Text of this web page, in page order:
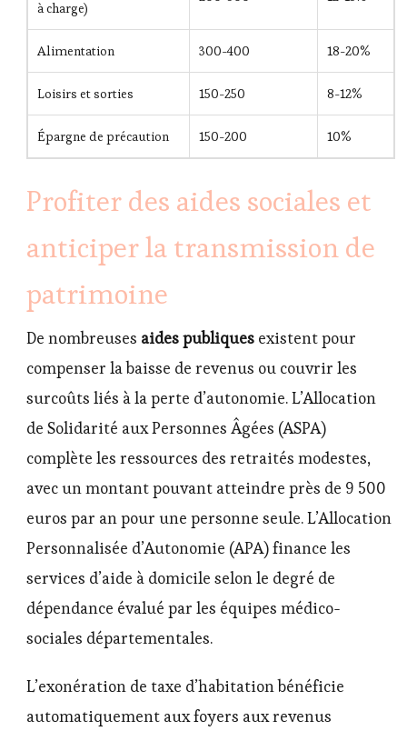
à charge)
Alimentation 300-400 18-20%
Loisirs et sorties 150-250 8-12%
Épargne de précaution 150-200 10%
Profiter des aides sociales et
anticiper la transmission de
patrimoine
De nombreuses aides publiques existent pour
compenser la baisse de revenus ou couvrir les
surcoûts liés à la perte d’autonomie. L’Allocation
de Solidarité aux Personnes Âgées (ASPA)
complète les ressources des retraités modestes,
avec un montant pouvant atteindre près de 9 500
euros par an pour une personne seule. L’Allocation
Personnalisée d’Autonomie (APA) finance les
services d’aide à domicile selon le degré de
dépendance évalué par les équipes médico-
sociales départementales.
L’exonération de taxe d’habitation bénéficie
automatiquement aux foyers aux revenus